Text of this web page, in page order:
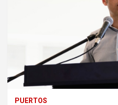
PUERTOS